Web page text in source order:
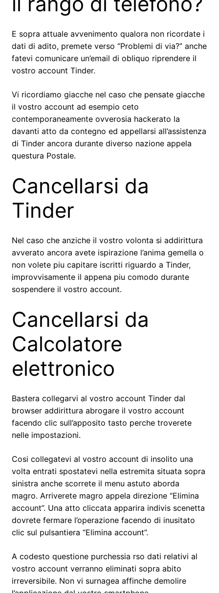
E sopra attuale avvenimento qualora non ricordate i
dati di adito, premete verso “Problemi di via?” anche
fatevi comunicare un’email di obliquo riprendere il
vostro account Tinder.
Vi ricordiamo giacche nel caso che pensate giacche
il vostro account ad esempio ceto
contemporaneamente ovverosia hackerato la
davanti atto da contegno ed appellarsi all’assistenza
di Tinder ancora durante diverso nazione appela
questura Postale.
Cancellarsi da
Tinder
Nel caso che anziche il vostro volonta si addirittura
avverato ancora avete ispirazione l’anima gemella o
non volete piu capitare iscritti riguardo a Tinder,
improvvisamente il appena piu comodo durante
sospendere il vostro account.
Cancellarsi da
Calcolatore
elettronico
Bastera collegarvi al vostro account Tinder dal
browser addirittura abrogare il vostro account
facendo clic sull’apposito tasto perche troverete
nelle impostazioni.
Cosi collegatevi al vostro account di insolito una
volta entrati spostatevi nella estremita situata sopra
sinistra anche scorrete il menu astuto aborda
magro. Arriverete magro appela direzione “Elimina
account”. Una atto cliccata apparira indivis scenetta
dovrete fermare l’operazione facendo di inusitato
clic sul pulsantiera “Elimina account”.
A codesto questione purchessia rso dati relativi al
vostro account verranno eliminati sopra abito
irreversibile. Non vi surnagea affinche demolire